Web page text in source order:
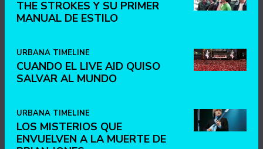
THE STROKES Y SU PRIMER
MANUAL DE ESTILO
URBANA TIMELINE
CUANDO EL LIVE AID QUISO
SALVAR AL MUNDO
URBANA TIMELINE
LOS MISTERIOS QUE
ENVUELVEN A LA MUERTE DE